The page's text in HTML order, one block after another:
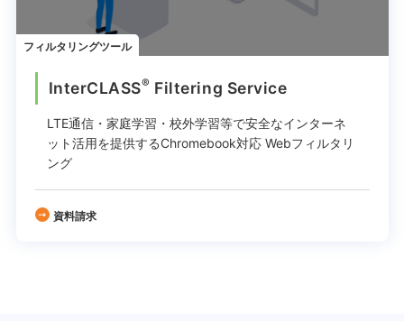
フィルタリングツール
InterCLASS® ︎ Filtering Service
LTE通信・家庭学習・校外学習等で安全なインターネ
ット活用を提供するChromebook対応 Webフィルタリ
ング
資料請求